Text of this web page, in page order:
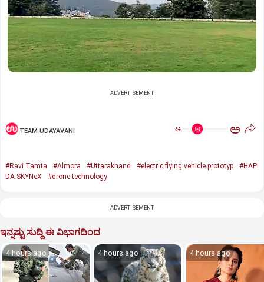
ADVERTISEMENT
TEAM UDAYAVANI ಅ ಅ
#Ravi Tamta #Almora #Uttarakhand #electric flying vehicle prototyp
#HAPI
DA SKYNeX
#drone technology
ADVERTISEMENT
ಇನ್ನಷ್ಟು ಸುದ್ದಿ ಈ ವಿಭಾಗದಿಂದ
4 hours ago 4 hours ago 4 hours ago